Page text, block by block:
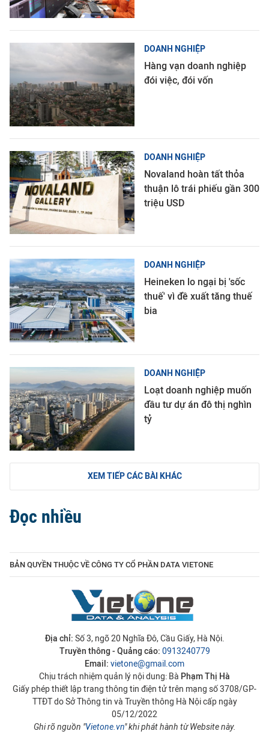
DOANH NGHIỆP
Hàng vạn doanh nghiệp
đói việc, đói vốn
DOANH NGHIỆP
Novaland hoàn tất thỏa
thuận lô trái phiếu gần 300
triệu USD
DOANH NGHIỆP
Heineken lo ngại bị 'sốc
thuế' vì đề xuất tăng thuế
bia
DOANH NGHIỆP
Loạt doanh nghiệp muốn
đầu tư dự án đô thị nghìn
tỷ
XEM TIẾP CÁC BÀI KHÁC
Đọc nhiều
BẢN QUYỀN THUỘC VỀ CÔNG TY CỔ PHẦN DATA VIETONE
Địa chỉ: Số 3, ngõ 20 Nghĩa Đô, Cầu Giấy, Hà Nội.
Truyền thông - Quảng cáo: 0913240779
Email: vietone@gmail.com
Chịu trách nhiệm quản lý nội dung: Bà Phạm Thị Hà
Giấy phép thiết lập trang thông tin điện tử trên mạng số 3708/GP-
TTĐT do Sở Thông tin và Truyền thông Hà Nội cấp ngày
05/12/2022
Ghi rõ nguồn "Vietone.vn" khi phát hành từ Website này.